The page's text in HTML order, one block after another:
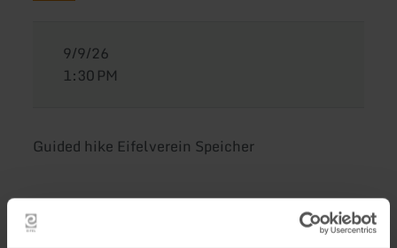
9/9/26
1:30 PM
Guided hike Eifelverein Speicher
Hike in the Herforster Forest,